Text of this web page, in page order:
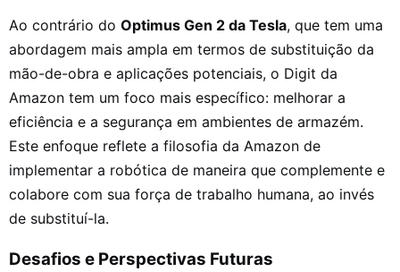
Ao contrário do Optimus Gen 2 da Tesla, que tem uma
abordagem mais ampla em termos de substituição da
mão-de-obra e aplicações potenciais, o Digit da
Amazon tem um foco mais específico: melhorar a
eficiência e a segurança em ambientes de armazém.
Este enfoque reflete a filosofia da Amazon de
implementar a robótica de maneira que complemente e
colabore com sua força de trabalho humana, ao invés
de substituí-la.
Desafios e Perspectivas Futuras